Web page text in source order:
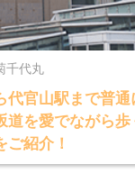
千代丸
代官山駅まで普
道を愛でながら
ご紹介！